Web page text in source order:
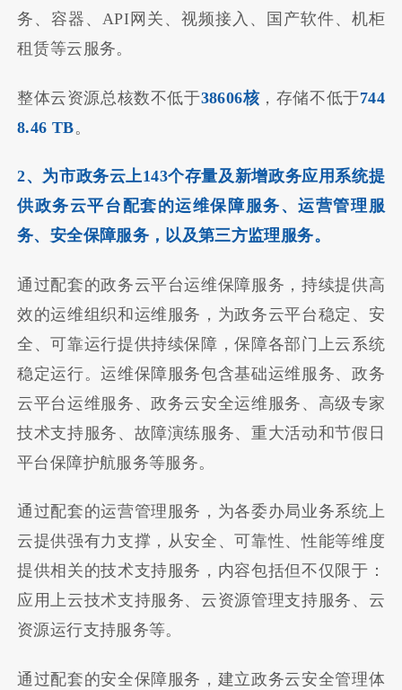
务、容器、API网关、视频接入、国产软件、机柜
租赁等云服务。
整体云资源总核数不低于38606核，存储不低于744
8.46 TB。
2、为市政务云上143个存量及新增政务应用系统提
供政务云平台配套的运维保障服务、运营管理服
务、安全保障服务，以及第三方监理服务。
通过配套的政务云平台运维保障服务，持续提供高
效的运维组织和运维服务，为政务云平台稳定、安
全、可靠运行提供持续保障，保障各部门上云系统
稳定运行。运维保障服务包含基础运维服务、政务
云平台运维服务、政务云安全运维服务、高级专家
技术支持服务、故障演练服务、重大活动和节假日
平台保障护航服务等服务。
通过配套的运营管理服务，为各委办局业务系统上
云提供强有力支撑，从安全、可靠性、性能等维度
提供相关的技术支持服务，内容包括但不仅限于：
应用上云技术支持服务、云资源管理支持服务、云
资源运行支持服务等。
通过配套的安全保障服务，建立政务云安全管理体